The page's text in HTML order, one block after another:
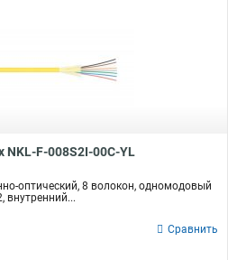
NKL-F-008S2I-00C-YL
оптический, 8 волокон, одномодовый
внутренний...
Сравнить